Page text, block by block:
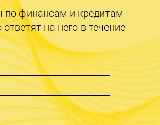
по финансам и кредитам
на него в течение